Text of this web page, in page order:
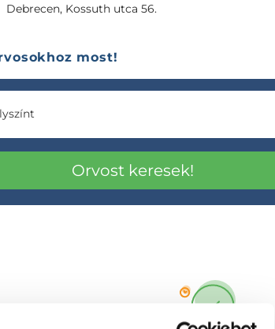
Debrecen, Kossuth utca 56.
most!